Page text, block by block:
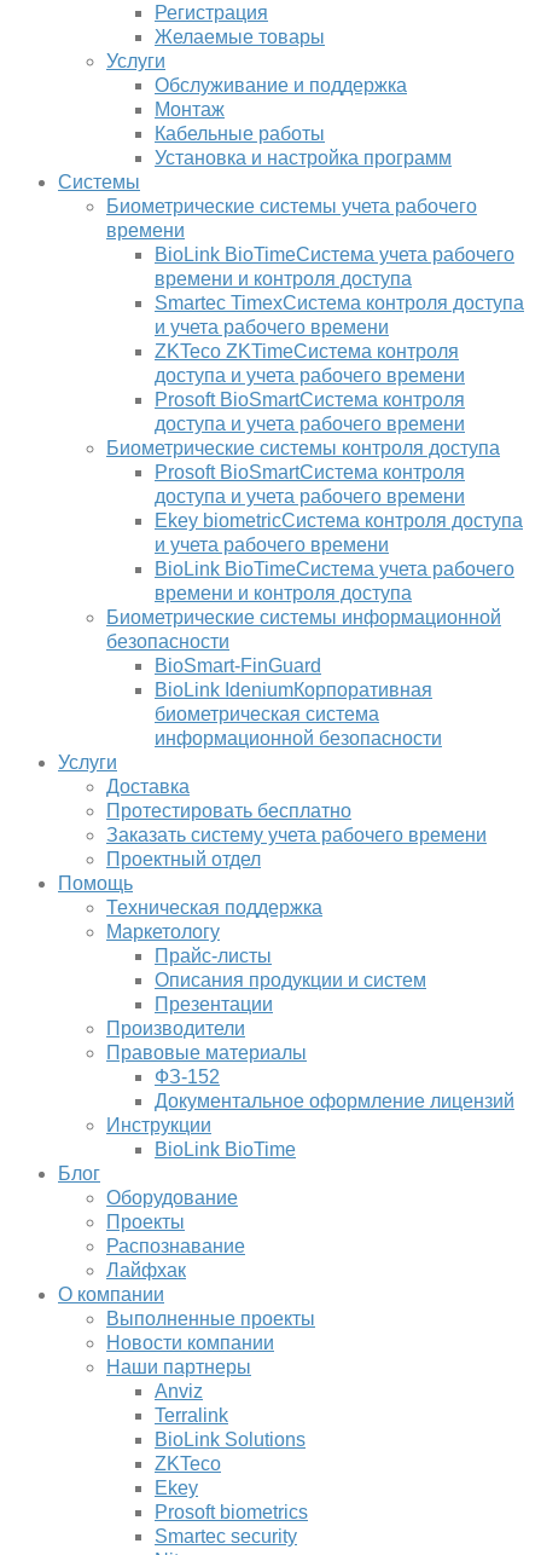
Регистрация
Желаемые товары
Услуги
Обслуживание и поддержка
Монтаж
Кабельные работы
Установка и настройка программ
Системы
Биометрические системы учета рабочего
времени
BioLink BioTimeСистема учета рабочего
времени и контроля доступа
Smartec TimexСистема контроля доступа
и учета рабочего времени
ZKTeco ZKTimeСистема контроля
доступа и учета рабочего времени
Prosoft BioSmartСистема контроля
доступа и учета рабочего времени
Биометрические системы контроля доступа
Prosoft BioSmartСистема контроля
доступа и учета рабочего времени
Ekey biometricСистема контроля доступа
и учета рабочего времени
BioLink BioTimeСистема учета рабочего
времени и контроля доступа
Биометрические системы информационной
безопасности
BioSmart-FinGuard
BioLink IdeniumКорпоративная
биометрическая система
информационной безопасности
Услуги
Доставка
Протестировать бесплатно
Заказать систему учета рабочего времени
Проектный отдел
Помощь
Техническая поддержка
Маркетологу
Прайс-листы
Описания продукции и систем
Презентации
Производители
Правовые материалы
ФЗ-152
Документальное оформление лицензий
Инструкции
BioLink BioTime
Блог
Оборудование
Проекты
Распознавание
Лайфхак
О компании
Выполненные проекты
Новости компании
Наши партнеры
Anviz
Terralink
BioLink Solutions
ZKTeco
Ekey
Prosoft biometrics
Smartec security